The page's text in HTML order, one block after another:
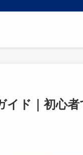
ド｜初心